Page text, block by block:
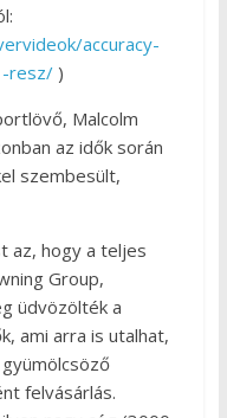
accuracy-
resz/)
Malcolm
az idők során
szembesült,
az, hogy a teljes
Group,
üdvözölték a
ami arra is utalhat,
felvásárlás.